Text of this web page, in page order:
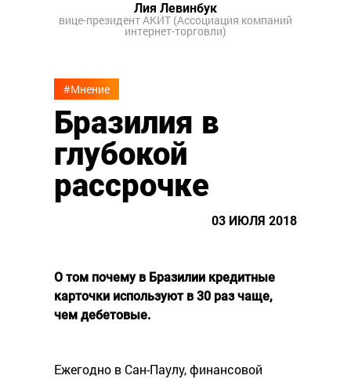
Лия Левинбук
вице-президент АКИТ (Ассоциация компаний
интернет-торговли)
#Мнение
Бразилия в
глубокой
рассрочке
03 ИЮЛЯ 2018
О том почему в Бразилии кредитные
карточки используют в 30 раз чаще,
чем дебетовые.
Ежегодно в Сан-Паулу, финансовой